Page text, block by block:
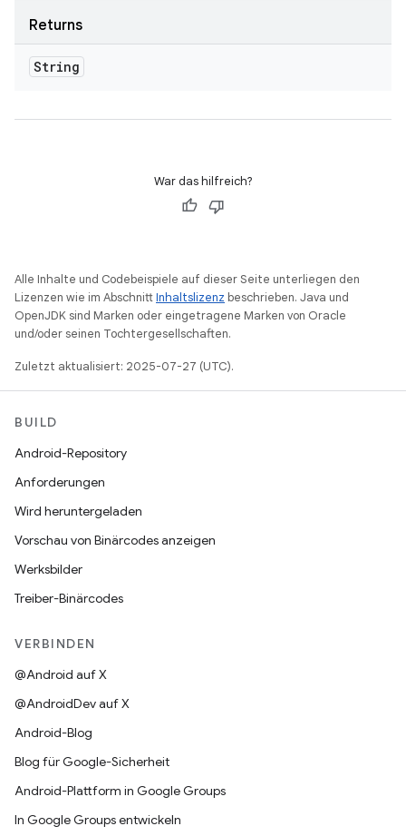
Returns
String
War das hilfreich?
Alle Inhalte und Codebeispiele auf dieser Seite unterliegen den
Lizenzen wie im AbschnittInhaltslizenz beschrieben. Java und
OpenJDK sind Marken oder eingetragene Marken von Oracle
und/oder seinen Tochtergesellschaften.
Zuletzt aktualisiert: 2025-07-27 (UTC).
BUILD
Android-Repository
Anforderungen
Wird heruntergeladen
Vorschau von Binärcodes anzeigen
Werksbilder
Treiber-Binärcodes
VERBINDEN
@Android auf X
@AndroidDev auf X
Android-Blog
Blog für Google-Sicherheit
Android-Plattform in Google Groups
In Google Groups entwickeln